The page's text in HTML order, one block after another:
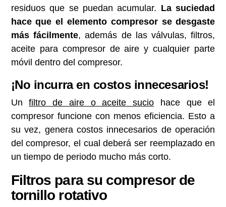
residuos que se puedan acumular. La suciedad
hace que el elemento compresor se desgaste
más fácilmente, además de las válvulas, filtros,
aceite para compresor de aire y cualquier parte
móvil dentro del compresor.
¡No incurra en costos innecesarios!
Unfiltro de aire o aceite sucio hace que el
compresor funcione con menos eficiencia. Esto a
su vez, genera costos innecesarios de operación
del compresor, el cual deberá ser reemplazado en
un tiempo de periodo mucho más corto.
Filtros para su compresor de
tornillo rotativo